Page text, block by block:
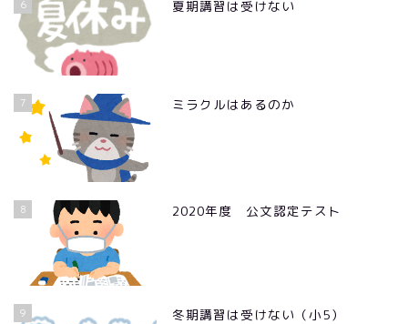
6 夏期講習は受けない
7 ミラクルはあるのか
8 2020年度 公文認定テスト
9 冬期講習は受けない（小5）